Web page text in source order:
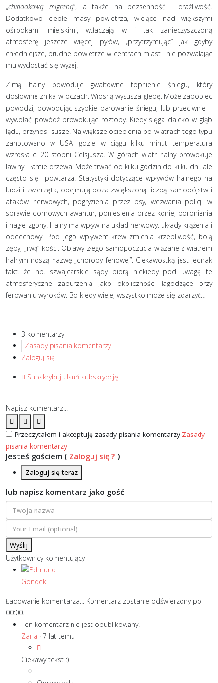
„chinookową migreną”, a także na bezsenność i drażliwość.
Dodatkowo ciepłe masy powietrza, wiejące nad większymi
ośrodkami miejskimi, wtłaczają w i tak zanieczyszczoną
atmosferę jeszcze więcej pyłów, „przytrzymując” jak gdyby
chłodniejsze, brudne powietrze w centrach miast i nie pozwalając
mu wydostać się wyżej.
Zimą halny powoduje gwałtowne topnienie śniegu, który
dosłownie znika w oczach. Wiosną wysusza glebę. Może zapobiec
powodzi, powodując szybkie parowanie śniegu, lub przeciwnie –
wywołać powódź prowokując roztopy. Kiedy sięga daleko w głąb
lądu, przynosi susze. Największe ocieplenia po wiatrach tego typu
zanotowano w USA, gdzie w ciągu kilku minut temperatura
wzrosła o 20 stopni Celsjusza. W górach wiatr halny prowokuje
lawiny i łamie drzewa. Może trwać od kilku godzin do kilku dni, ale
często się powtarza. Statystyki dotyczące wpływów halnego na
ludzi i zwierzęta, obejmują poza zwiększoną liczbą samobójstw i
ataków nerwowych, pogryzienia przez psy, wezwania policji w
sprawie domowych awantur, poniesienia przez konie, poronienia
i nagłe zgony. Halny ma wpływ na układ nerwowy, układy krążenia i
oddechowy. Pod jego wpływem krew zmienia krzepliwość, bolą
zęby, „rwą” kości. Objawy złego samopoczucia wiązane z wiatrem
halnym noszą nazwę „choroby fenowej”. Ciekawostką jest jednak
fakt, że np. szwajcarskie sądy biorą niekiedy pod uwagę te
atmosferyczne zaburzenia jako okoliczności łagodzące przy
ferowaniu wyroków. Bo kiedy wieje, wszystko może się zdarzyć…
3 komentarzy
Zasady pisania komentarzy
Zaloguj się
Subskrybuj Usuń subskrybcję
Napisz komentarz...
Przeczytałem i akceptuję zasady pisania komentarzy Zasady
pisania komentarzy
Jesteś gościem ( Zaloguj się ? )
Zaloguj się teraz
lub napisz komentarz jako gość
Wyślij
Użytkownicy komentujący
Ładowanie komentarza... Komentarz zostanie odświerzony po
00:00.
Ten komentarz nie jest opublikowany.
Zaria · 7 lat temu
Ciekawy tekst :)